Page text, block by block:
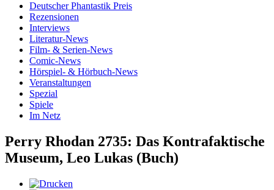
Deutscher Phantastik Preis
Rezensionen
Interviews
Literatur-News
Film- & Serien-News
Comic-News
Hörspiel- & Hörbuch-News
Veranstaltungen
Spezial
Spiele
Im Netz
Perry Rhodan 2735: Das Kontrafaktische
Museum, Leo Lukas (Buch)